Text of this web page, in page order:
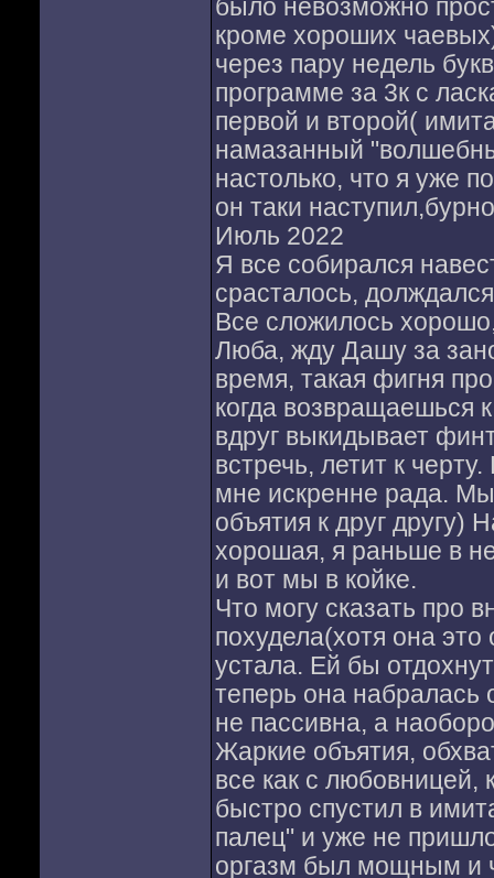
было невозможно
кроме хороших
через пару недель
программе за 3к с
первой и второй(
намазанный
настолько, что я уже
он таки
Июль 2022
Я все собирался
срасталось,
Все сложилось
Люба, жду Дашу за
время, такая фигня
когда возвращаешься
вдруг выкидывает
встречь, летит к
мне искренне рада.
объятия к друг
хорошая, я раньше в
и вот мы в койке.
Что могу сказать про
похудела(хотя она
устала. Ей бы
теперь она набралась
не пассивна, а
Жаркие объятия,
все как с любовницей,
быстро спустил в
палец" и уже не
оргазм был мощным и